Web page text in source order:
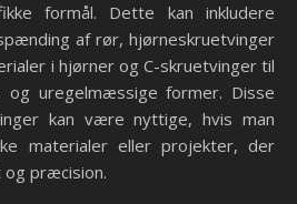
formål. Dette kan inkludere
af rør, hjørneskruetvinger
i hjørner og C-skruetvinger til
uregelmæssige former. Disse
kan være nyttige, hvis man
materialer eller projekter, der
præcision.